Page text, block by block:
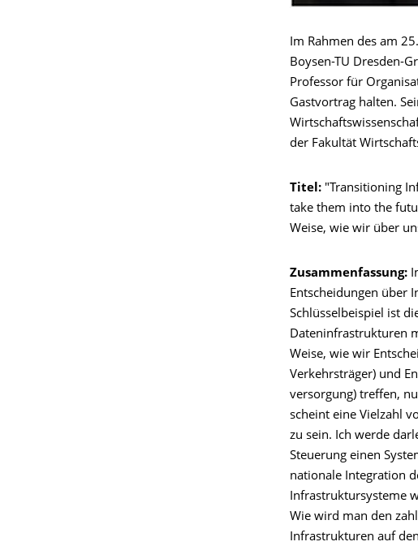
Im Rahmen des am
Boysen-TU Dresden-
Professor für
Gastvortrag halten.
der Fakultät
Titel: "Transitioning
take them into the
Weise, wie wir über
Zusammenfassung:
Entscheidungen über
Schlüsselbeispiel ist
Dateninfrastrukturen
Weise, wie wir
Verkehrsträger) und
versorgung) treffen,
scheint eine Vielzahl
zu sein. Ich werde
Steuerung einen
nationale Integration
Infrastruktursysteme
Wie wird man den
Infrastrukturen auf